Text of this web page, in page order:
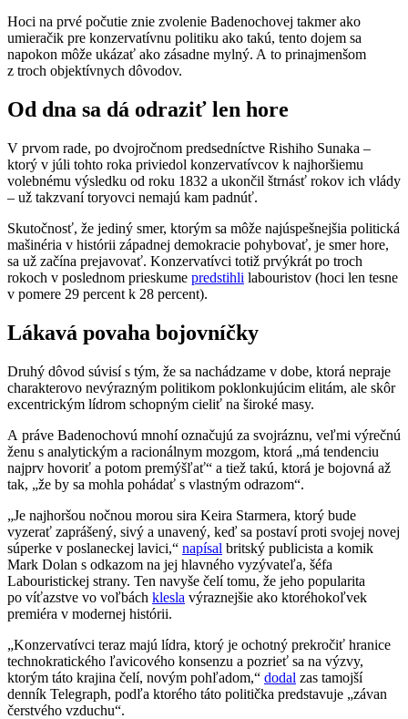
Hoci na prvé počutie znie zvolenie Badenochovej takmer ako
umieračik pre konzervatívnu politiku ako takú, tento dojem sa
napokon môže ukázať ako zásadne mylný. A to prinajmenšom
z troch objektívnych dôvodov.
Od dna sa dá odraziť len hore
V prvom rade, po dvojročnom predsedníctve Rishiho Sunaka –
ktorý v júli tohto roka priviedol konzervatívcov k najhoršiemu
volebnému výsledku od roku 1832 a ukončil štrnásť rokov ich vlády
– už takzvaní toryovci nemajú kam padnúť.
Skutočnosť, že jediný smer, ktorým sa môže najúspešnejšia politická
mašinéria v histórii západnej demokracie pohybovať, je smer hore,
sa už začína prejavovať. Konzervatívci totiž prvýkrát po troch
rokoch v poslednom prieskume predstihli labouristov (hoci len tesne
v pomere 29 percent k 28 percent).
Lákavá povaha bojovníčky
Druhý dôvod súvisí s tým, že sa nachádzame v dobe, ktorá nepraje
charakterovo nevýrazným politikom poklonkujúcim elitám, ale skôr
excentrickým lídrom schopným cieliť na široké masy.
A práve Badenochovú mnohí označujú za svojráznu, veľmi výrečnú
ženu s analytickým a racionálnym mozgom, ktorá „má tendenciu
najprv hovoriť a potom premýšľať“ a tiež takú, ktorá je bojovná až
tak, „že by sa mohla pohádať s vlastným odrazom“.
„Je najhoršou nočnou morou sira Keira Starmera, ktorý bude
vyzerať zaprášený, sivý a unavený, keď sa postaví proti svojej novej
súperke v poslaneckej lavici,“ napísal britský publicista a komik
Mark Dolan s odkazom na jej hlavného vyzývateľa, šéfa
Labouristickej strany. Ten navyše čelí tomu, že jeho popularita
po víťazstve vo voľbách klesla výraznejšie ako ktoréhokoľvek
premiéra v modernej histórii.
„Konzervatívci teraz majú lídra, ktorý je ochotný prekročiť hranice
technokratického ľavicového konsenzu a pozrieť sa na výzvy,
ktorým táto krajina čelí, novým pohľadom,“ dodal zas tamojší
denník Telegraph, podľa ktorého táto politička predstavuje „závan
čerstvého vzduchu“.